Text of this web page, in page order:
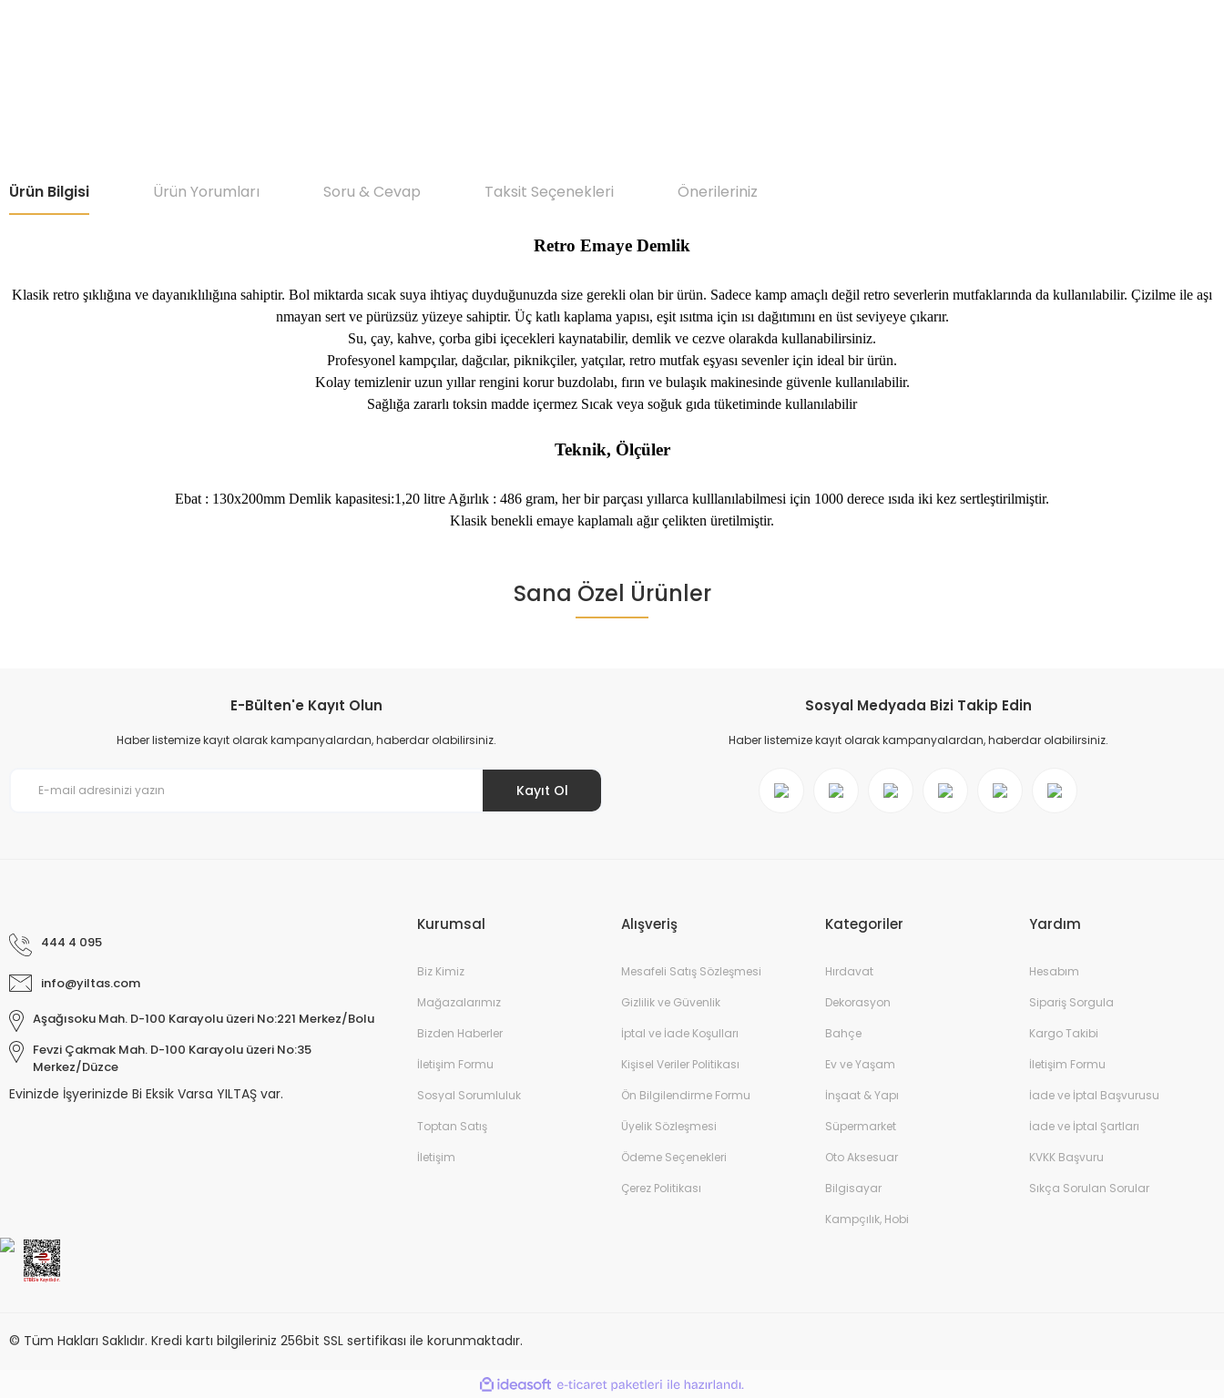
Ürün Bilgisi Ürün Yorumları Soru & Cevap Taksit Seçenekleri Önerileriniz
Retro Emaye Demlik
Klasik retro şıklığına ve dayanıklılığına sahiptir. Bol miktarda sıcak suya ihtiyaç duyduğunuzda size gerekli olan bir ürün. Sadece kamp amaçlı değil retro severlerin mutfaklarında da kullanılabilir. Çizilme ile aşı
nmayan sert ve pürüzsüz yüzeye sahiptir. Üç katlı kaplama yapısı, eşit ısıtma için ısı dağıtımını en üst seviyeye çıkarır.
Su, çay, kahve, çorba gibi içecekleri kaynatabilir, demlik ve cezve olarakda kullanabilirsiniz.
Profesyonel kampçılar, dağcılar, piknikçiler, yatçılar, retro mutfak eşyası sevenler için ideal bir ürün.
Kolay temizlenir uzun yıllar rengini korur buzdolabı, fırın ve bulaşık makinesinde güvenle kullanılabilir.
Sağlığa zararlı toksin madde içermez Sıcak veya soğuk gıda tüketiminde kullanılabilir
Teknik, Ölçüler
Ebat : 130x200mm Demlik kapasitesi:1,20 litre Ağırlık : 486 gram, her bir parçası yıllarca kulllanılabilmesi için 1000 derece ısıda iki kez sertleştirilmiştir.
Klasik benekli emaye kaplamalı ağır çelikten üretilmiştir.
Bu ürüne ilk yorumu siz yapın!
Ürün hakkında henüz soru sorulmamış.
Bu ürünün fiyat bilgisi, resim, ürün açıklamalarında ve diğer konularda yetersiz gördüğünüz noktaları öneri formunu kullanarak tarafımıza iletebilirsiniz.
Bu ürüne benzer farklı alternatifler olmalı.
Sana Özel Ürünler
E-Bülten'e Kayıt Olun
Haber listemize kayıt olarak kampanyalardan, haberdar olabilirsiniz.
Kayıt Ol
Sosyal Medyada Bizi Takip Edin
Haber listemize kayıt olarak kampanyalardan, haberdar olabilirsiniz.
444 4 095
info@yiltas.com
Aşağısoku Mah. D-100 Karayolu üzeri No:221 Merkez/Bolu
Fevzi Çakmak Mah. D-100 Karayolu üzeri No:35
Merkez/Düzce
Evinizde İşyerinizde Bi Eksik Varsa YILTAŞ var.
Kurumsal
Biz Kimiz
Mağazalarımız
Bizden Haberler
İletişim Formu
Sosyal Sorumluluk
Toptan Satış
İletişim
Alışveriş
Mesafeli Satış Sözleşmesi
Gizlilik ve Güvenlik
İptal ve İade Koşulları
Kişisel Veriler Politikası
Ön Bilgilendirme Formu
Üyelik Sözleşmesi
Ödeme Seçenekleri
Çerez Politikası
Kategoriler
Hırdavat
Dekorasyon
Bahçe
Ev ve Yaşam
İnşaat & Yapı
Süpermarket
Oto Aksesuar
Bilgisayar
Kampçılık, Hobi
Yardım
Hesabım
Sipariş Sorgula
Kargo Takibi
İletişim Formu
İade ve İptal Başvurusu
İade ve İptal Şartları
KVKK Başvuru
Sıkça Sorulan Sorular
© Tüm Hakları Saklıdır. Kredi kartı bilgileriniz 256bit SSL sertifikası ile korunmaktadır.
ideasoft
e-